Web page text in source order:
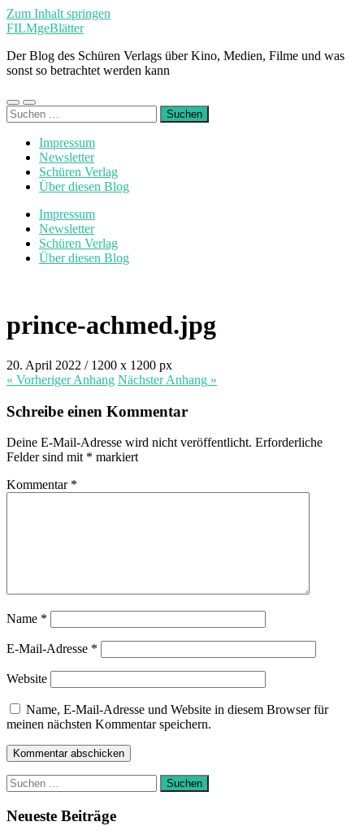
Zum Inhalt springen
FILMgeBlätter
Der Blog des Schüren Verlags über Kino, Medien, Filme und was
sonst so betrachtet werden kann
Mobile-
Menü
Suchfeld
ein-/ausblenden
Suchen
nach:
Impressum
Newsletter
Schüren Verlag
Über diesen Blog
Impressum
Newsletter
Schüren Verlag
Über diesen Blog
prince-achmed.jpg
20. April 2022 / 1200 x 1200 px
« VorherigerAnhang NächsterAnhang »
Schreibe einen Kommentar
Deine E-Mail-Adresse wird nicht veröffentlicht. Erforderliche
Felder sind mit * markiert
Kommentar *
Name *
E-Mail-Adresse *
Website
Name, E-Mail-Adresse und Website in diesem Browser für
meinen nächsten Kommentar speichern.
Suchen
nach:
Neueste Beiträge